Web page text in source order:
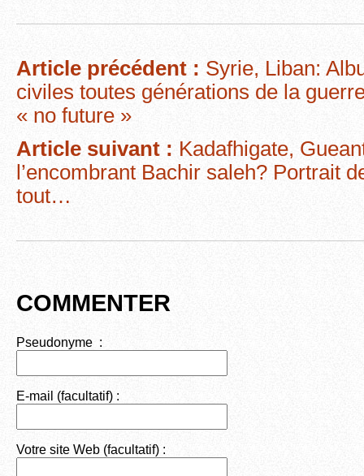
e
b
o
o
k
er
di
t
g
er
Article précédent : Syrie, Liban:
civiles toutes générations de la
« no future »
Article suivant : Kadafhigate,
l’encombrant Bachir saleh? Portrait
tout…
COMMENTER
Pseudonyme :
E-mail (facultatif) :
Votre site Web (facultatif) :